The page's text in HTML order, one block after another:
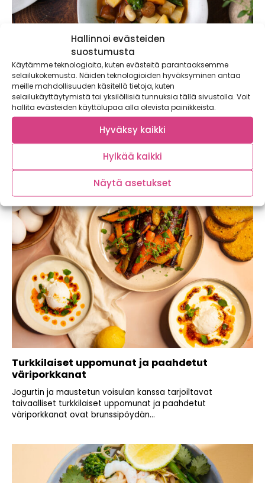
Hallinnoi evästeiden
suostumusta
Käytämme teknologioita, kuten evästeitä parantaaksemme
selailukokemusta. Näiden teknologioiden hyväksyminen antaa
meille mahdollisuuden käsitellä tietoja, kuten
selailukäyttäytymistä tai yksilöllisiä tunnuksia tällä sivustolla. Voit
hallita evästeiden käyttölupaa alla olevista painikkeista.
Hyväksy kaikki
Hylkää kaikki
Näytä asetukset
Chorizo-papukeitto – lämmittävä keitto
viileisiin iltoihin
Lämmittävä chorizo-papukeitto on perinteisen nakkikeiton
haastaja! Tämä soppa maistuu koko perheelle ja maksaa
Turkkilaiset uppomunat ja paahdetut
väriporkkanat
Jogurtin ja maustetun voisulan kanssa tarjoiltavat
taivaalliset turkkilaiset uppomunat ja paahdetut
väriporkkanat ovat brunssipöydän...